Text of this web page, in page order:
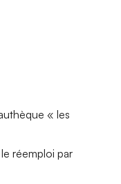
« les
réemploi par